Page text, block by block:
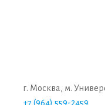
г. Москва, м.
+7 (964) 559-2459